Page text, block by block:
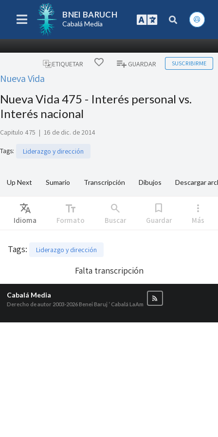
BNEI BARUCH
Cabalá Media
ETIQUETAR GUARDAR SUSCRIBIRME
Nueva Vida
Nueva Vida 475 - Interés personal vs.
Interés nacional
Capitulo 475 | 16 de dic. de 2014
Tags: Liderazgo y dirección
Up Next Sumario Transcripción Dibujos Descargar
Translate
Idioma
text_fields
Formato
search
Buscar
bookmark
Guardar
more_vert
Más
Tags: Liderazgo y dirección
Falta transcripción
Cabalá Media
Derecho de autor 2003-2026Benei Baruj ‘ Cabalá LaAm